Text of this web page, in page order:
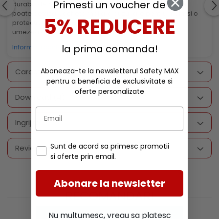
durabil, de 410 grame, iar gluga, ajustabila prin snur, se
poate detasa. Jacheta mai are buzunare pentru maini si o
protectie impotriva intemperiilor, care te fereste de
umezeala chiar si in timpul zilelor ploioase de lucru.
Informatii conformitate produs
Caracteristici
Download (4)
Ingrijire
Review-uri(0)
RECOMANDARI
Primesti un voucher de
5% REDUCERE
la prima comanda!
Aboneaza-te la newsletterul Safety MAX
pentru a beneficia de exclusivitate si
oferte personalizate
Sunt de acord sa primesc promotii
si oferte prin email.
Abonare la newsletter
Nu multumesc, vreau sa platesc